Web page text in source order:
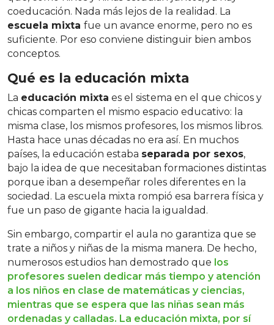
coeducación. Nada más lejos de la realidad. La
escuela mixta fue un avance enorme, pero no es
suficiente. Por eso conviene distinguir bien ambos
conceptos.
Qué es la educación mixta
La educación mixta es el sistema en el que chicos y
chicas comparten el mismo espacio educativo: la
misma clase, los mismos profesores, los mismos libros.
Hasta hace unas décadas no era así. En muchos
países, la educación estaba separada por sexos,
bajo la idea de que necesitaban formaciones distintas
porque iban a desempeñar roles diferentes en la
sociedad. La escuela mixta rompió esa barrera física y
fue un paso de gigante hacia la igualdad.
Sin embargo, compartir el aula no garantiza que se
trate a niños y niñas de la misma manera. De hecho,
numerosos estudios han demostrado que los
profesores suelen dedicar más tiempo y atención
a los niños en clase de matemáticas y ciencias,
mientras que se espera que las niñas sean más
ordenadas y calladas. La educación mixta, por sí